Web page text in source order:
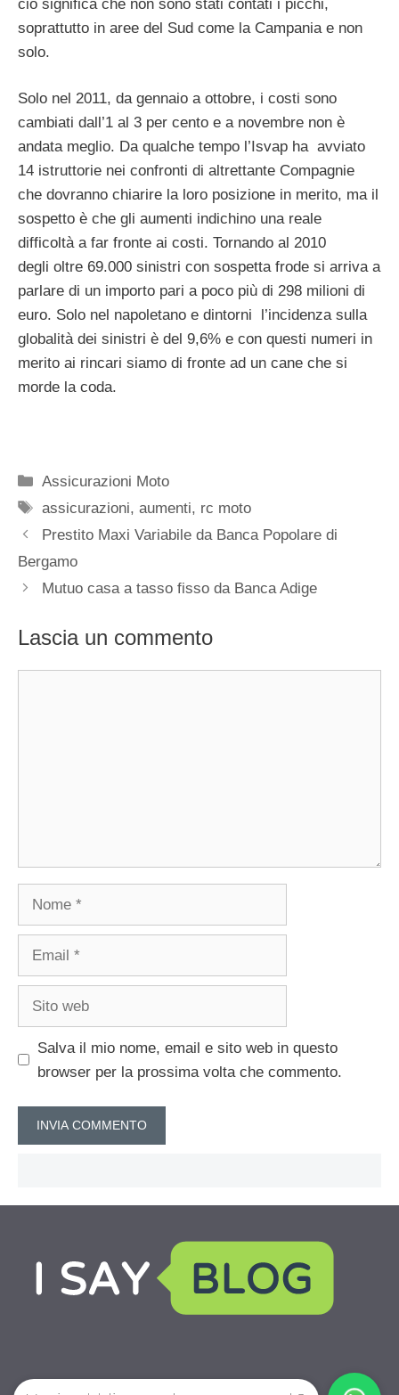
ciò significa che non sono stati contati i picchi,
soprattutto in aree del Sud come la Campania e non
solo.
Solo nel 2011, da gennaio a ottobre, i costi sono
cambiati dall’1 al 3 per cento e a novembre non è
andata meglio. Da qualche tempo l’Isvap ha avviato
14 istruttorie nei confronti di altrettante Compagnie
che dovranno chiarire la loro posizione in merito, ma il
sospetto è che gli aumenti indichino una reale
difficoltà a far fronte ai costi. Tornando al 2010
degli oltre 69.000 sinistri con sospetta frode si arriva a
parlare di un importo pari a poco più di 298 milioni di
euro. Solo nel napoletano e dintorni l’incidenza sulla
globalità dei sinistri è del 9,6% e con questi numeri in
merito ai rincari siamo di fronte ad un cane che si
morde la coda.
Categorie
Assicurazioni Moto
Tag
assicurazioni,aumenti, rc moto
Prestito Maxi Variabile da Banca Popolare di
Bergamo
Mutuo casa a tasso fisso da Banca Adige
Lascia un commento
Salva il mio nome, email e sito web in questo
browser per la prossima volta che commento.